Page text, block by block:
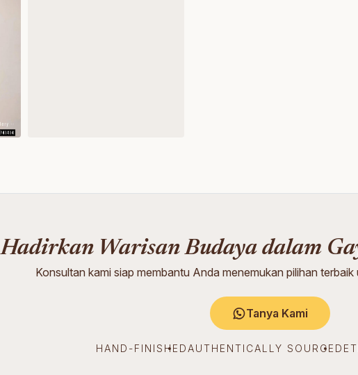
Hadirkan Warisan Budaya dalam
Konsultan kami siap membantu Anda menemukan pilihan
Tanya Kami
HAND-FINISHED AUTHENTICALLY SOURCED